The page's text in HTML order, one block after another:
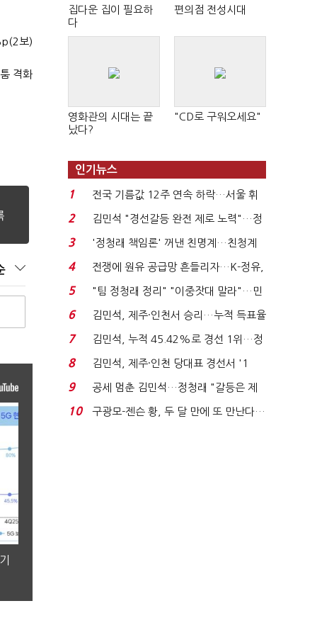
보)
격화
집다운 집이 필요하
다
편의점 전성시대
영화관의 시대는 끝
났다?
"CD로 구워오세요"
인기뉴스
1
전국 기름값 12주 연속 하락…서울 휘
발윳값 1909원...
2
김민석 "경선갈등 완전 제로 노력"…정
청래 "반명 공세 사...
3
'정청래 책임론' 꺼낸 친명계…친청계
는 추가투표 때리기...
4
전쟁에 원유 공급망 흔들리자…K-정유,
에너지안보 핵심...
5
"팀 정청래 정리" "이중잣대 말라"…민
주 최고위원 계파 다...
6
김민석, 제주·인천서 승리…누적 득표율
'1위 탈환'(종합)...
7
김민석, 누적 45.42%로 경선 1위…정
청래와 격차 0.86%p(...
8
김민석, 제주·인천 당대표 경선서 '1
위'(1보)...
9
공세 멈춘 김민석…정청래 "갈등은 제
가 수습"
10
구광모-젠슨 황, 두 달 만에 또 만난다…